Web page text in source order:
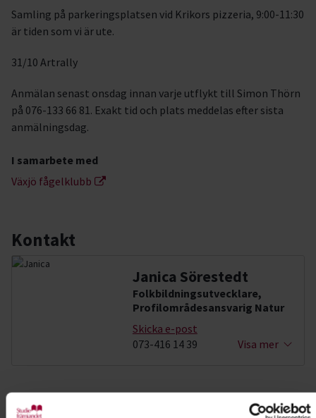
Samling på parkeringsplatsen vid Krikors pizzeria, 9:00-11:30
är tiden som vi är ute.
31/10 Artrally
Anmälan senast onsdag innan varje utflykt till Simon Thörn
på 076-133 66 81. Exakt tid och plats meddelas efter sista
anmälningsdag.
I samarbete med
Växjö fågelklubb
Kontakt
Janica Sörestedt
Folkbildningsutvecklare,
Profilområdesansvarig Natur
Skicka e-post
073-416 14 39
Visa mer
Dela: E-mail